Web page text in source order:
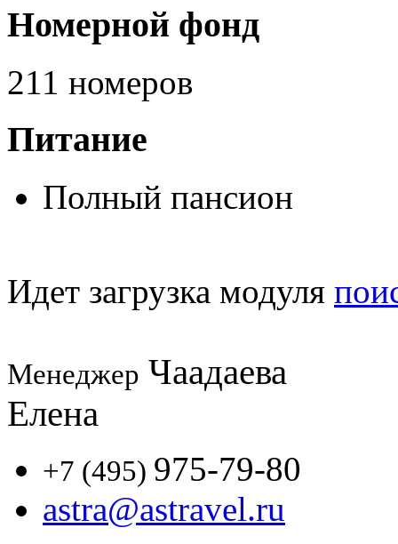
Номерной фонд
211 номеров
Питание
Полный пансион
Идет загрузка модуля
Менеджер Чаадаева
Елена
+7 (495) 975-79-80
astra@astravel.ru